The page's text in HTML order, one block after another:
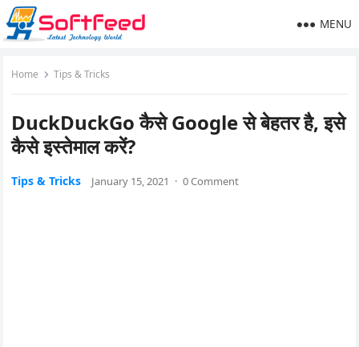
MENU
Home Tips & Tricks
DuckDuckGo कैसे Google से बेहतर है, इसे
कैसे इस्तेमाल करें?
Tips & Tricks January 15, 2021 · 0 Comment